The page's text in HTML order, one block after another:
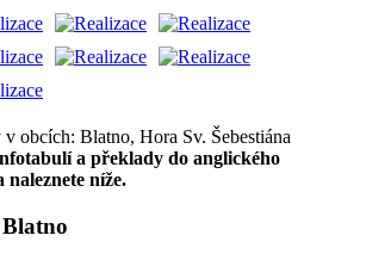
obcích: Blatno, Hora Sv. Šebestiána
a překlady do anglického
naleznete níže.